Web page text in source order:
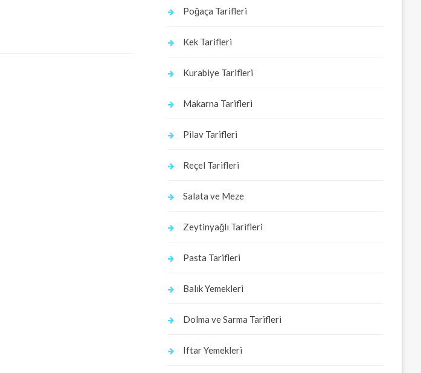
Poğaça Tarifleri
Kek Tarifleri
Kurabiye Tarifleri
Makarna Tarifleri
Pilav Tarifleri
Reçel Tarifleri
Salata ve Meze
Zeytinyağlı Tarifleri
Pasta Tarifleri
Balık Yemekleri
Dolma ve Sarma Tarifleri
Iftar Yemekleri